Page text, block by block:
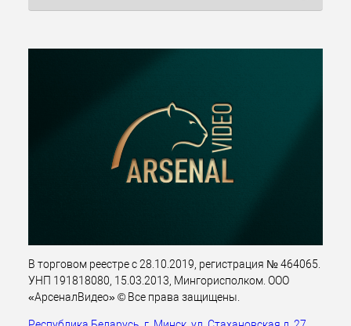
В торговом реестре с 28.10.2019, регистрация № 464065.
УНП 191818080, 15.03.2013, Мингорисполком. ООО
«АрсеналВидео» © Все права защищены.